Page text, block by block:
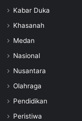
Kabar Duka
Khasanah
Medan
Nasional
Nusantara
Olahraga
Pendidikan
Peristiwa